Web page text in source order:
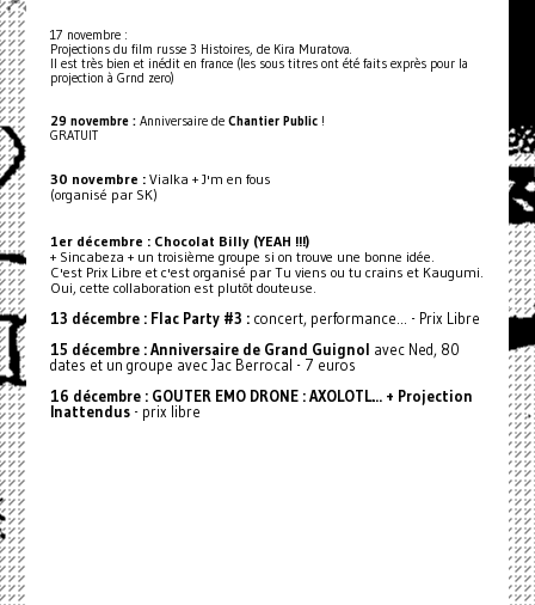
17 novembre :
Projections du film russe 3 Histoires, de Kira Muratova.
Il est très bien et inédit en france (les sous titres ont été faits exprès pour la
projection à Grnd zero)
29 novembre :Anniversaire de Chantier Public!
GRATUIT
30 novembre : Vialka + J'm en fous
(organisé par SK)
1er décembre : Chocolat Billy (YEAH !!!)
+ Sincabeza + un troisième groupe si on trouve une bonne idée.
C'est Prix Libre et c'est organisé par Tu viens ou tu crains et Kaugumi.
Oui, cette collaboration est plutôt douteuse.
13 décembre : Flac Party #3 : concert, performance… - Prix Libre
15 décembre : Anniversaire de Grand Guignol avec Ned, 80
dates et un groupe avec Jac Berrocal - 7 euros
16 décembre : GOUTER EMO DRONE : AXOLOTL… + Projection
Inattendus - prix libre